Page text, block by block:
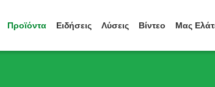
Προϊόντα Ειδήσεις Λύσεις Βίντεο Μας